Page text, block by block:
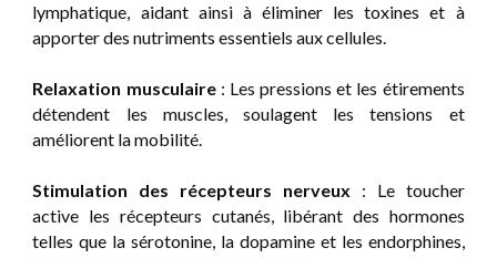
lymphatique, aidant ainsi à éliminer les toxines et à
apporter des nutriments essentiels aux cellules.
Relaxation musculaire : Les pressions et les étirements
détendent les muscles, soulagent les tensions et
améliorent la mobilité.
Stimulation des récepteurs nerveux : Le toucher
active les récepteurs cutanés, libérant des hormones
telles que la sérotonine, la dopamine et les endorphines,